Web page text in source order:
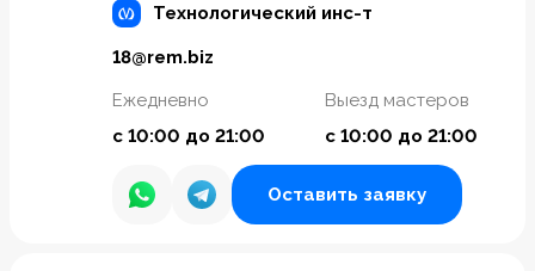
Технологический инс-т
18@rem.biz
Ежедневно
с 10:00 до 21:00
Выезд мастеров
с 10:00 до 21:00
Оставить заявку